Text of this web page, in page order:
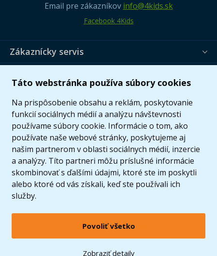
Táto webstránka používa súbory cookies
Na prispôsobenie obsahu a reklám, poskytovanie
funkcií sociálnych médií a analýzu návštevnosti
používame súbory cookie. Informácie o tom, ako
používate naše webové stránky, poskytujeme aj
našim partnerom v oblasti sociálnych médií, inzercie
a analýzy. Títo partneri môžu príslušné informácie
skombinovať s ďalšími údajmi, ktoré ste im poskytli
alebo ktoré od vás získali, keď ste používali ich
služby.
Povoliť všetko
Zobraziť detaily
Email pre zákazníkov info@4kids.sk
Facebook 4Kids
Zákaznícky servis
© 2005 - 2026 Copyright 4kids.sk
LEGO, logo LEGO a minifigúrka sú ochrannými známkami spoločnosti LEGO Group. ©